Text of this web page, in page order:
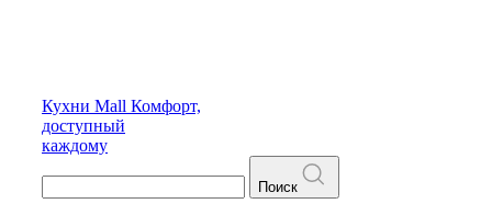
Кухни Mall Комфорт,
доступный
каждому
Поиск